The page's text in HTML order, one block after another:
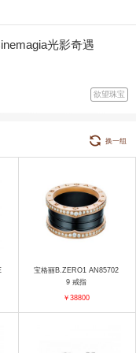
光影奇遇
欲望珠宝
换一组
宝格丽B.ZERO1 AN85702
9 戒指
￥38800